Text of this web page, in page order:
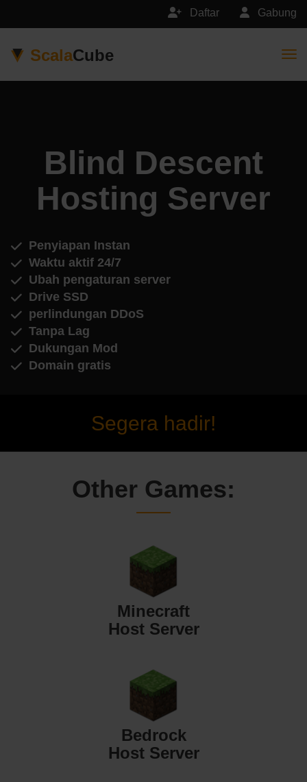
Gabung
Daftar
ScalaCube
Blind Descent
Hosting Server
Penyiapan Instan
Waktu aktif 24/7
Ubah pengaturan server
Drive SSD
perlindungan DDoS
Tanpa Lag
Dukungan Mod
Domain gratis
Segera hadir!
Other Games:
Minecraft
Host Server
Bedrock
Host Server